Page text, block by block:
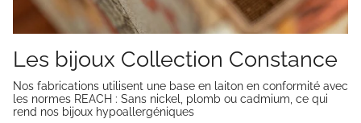
Les bijoux Collection Constance
Nos fabrications utilisent une base en laiton en conformité avec
les normes REACH : Sans nickel, plomb ou cadmium, ce qui
rend nos bijoux hypoallergéniques